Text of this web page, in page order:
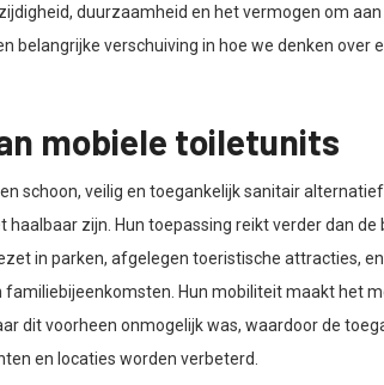
duurzaamheid en het vermogen om
belangrijke verschuiving in hoe we denken over
mobiele toiletunits
schoon, veilig en toegankelijk sanitair
zijn. Hun toepassing reikt verder dan
in parken, afgelegen toeristische attracties,
Hun mobiliteit maakt het
dit voorheen onmogelijk was, waardoor de
en locaties worden verbeterd.